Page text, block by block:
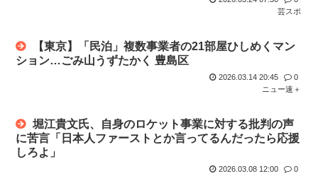
芸スポ
【東京】「民泊」複数事業者の21部屋ひしめくマン
ション…ごみ山うずたかく 豊島区
2026.03.14 20:45
0
ニュー速＋
堀江貴文氏、自身のロケット事業に対する批判の声
に苦言「日本人ファーストとか言ってるんだったら応援
しろよ」
2026.03.08 12:00
0